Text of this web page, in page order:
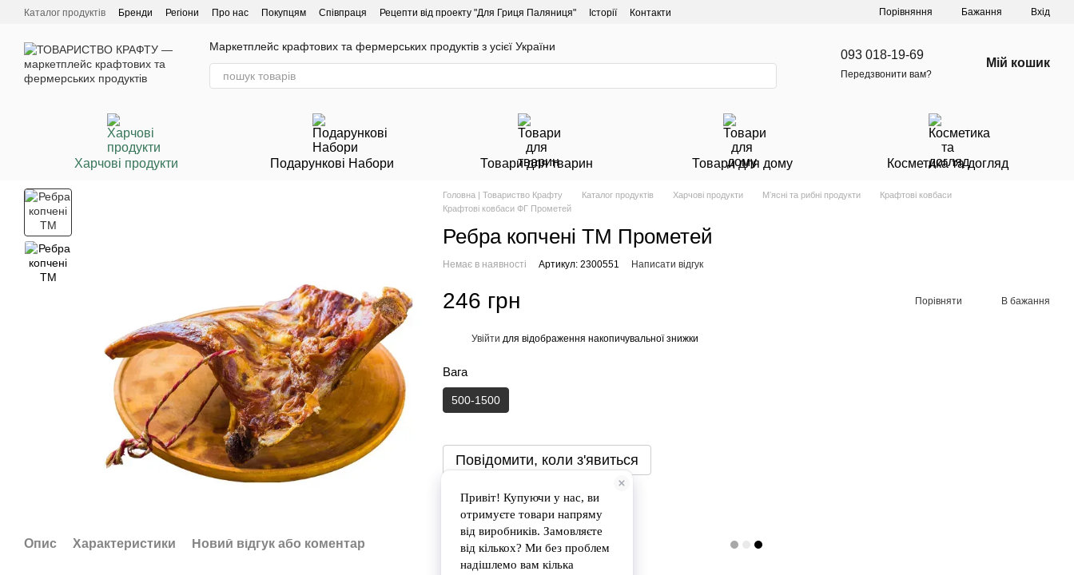
Перейти до основного контенту
Каталог продуктів Бренди Регіони Про нас Покупцям Співпраця Рецепти від проекту "Для Гриця Паляниця" Історії Контакти Порівняння Бажання Вхід
Маркетплейс крафтових та фермерських продуктів з усієї України
093 018-19-69
Передзвонити вам?
Мій кошик
Харчові продукти Подарункові Набори Товари для тварин Товари для дому Косметика та догляд
Опис Характеристики Новий відгук або коментар
Головна | Товариство Крафту Каталог продуктів Харчові продукти Мʼясні та рибні продукти
Крафтові ковбаси
Крафтові ковбаси ФГ Прометей
Ребра копчені ТМ Прометей
Немає в наявності Артикул: 2300551 Написати відгук
246 грн Порівняти В бажання
Увійти для відображення накопичувальної знижки
Вага
500-1500
Повідомити, коли з'явиться